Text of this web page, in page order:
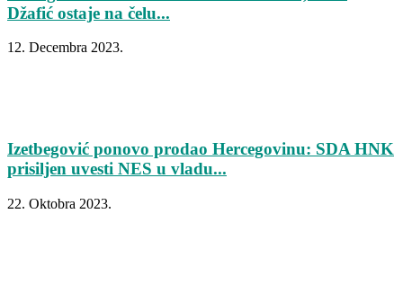
Džafić ostaje na čelu...
12. Decembra 2023.
Izetbegović ponovo prodao Hercegovinu: SDA HNK
prisiljen uvesti NES u vladu...
22. Oktobra 2023.